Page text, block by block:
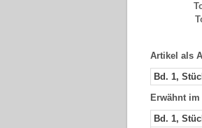
Artikel als
Bd. 1,
Erwähnt im
Bd. 1,